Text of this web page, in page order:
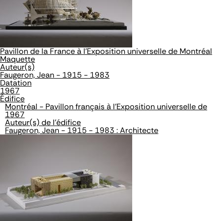
Pavillon de la France à l'Exposition universelle de Montréal
Maquette
Auteur(s)
Faugeron, Jean - 1915 - 1983
Datation
1967
Édifice
Montréal - Pavillon français à l'Exposition universelle de
1967
Auteur(s) de l'édifice
Faugeron, Jean - 1915 - 1983 : Architecte